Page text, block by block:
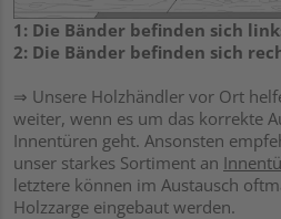
1: Die Bänder befinden sich
2: Die Bänder befinden sich
⇒ Unsere Holzhändler vor Ort
weiter, wenn es um das korrekte
Innentüren geht. Ansonsten
unser starkes Sortiment an
letztere können im Austausch
Holzzarge eingebaut werden.